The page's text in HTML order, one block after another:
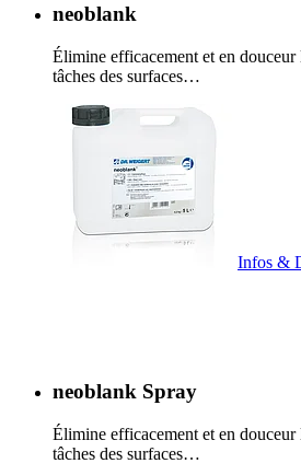
neoblank
Élimine efficacement et en douceur
tâches des surfaces…
Infos &
neoblank Spray
Élimine efficacement et en douceur
tâches des surfaces…